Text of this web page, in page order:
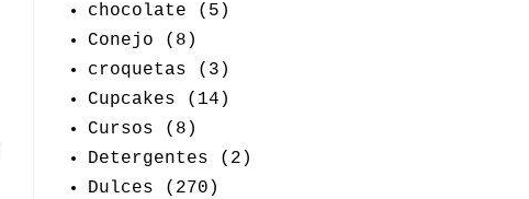
chocolate
(5)
Conejo
(8)
croquetas
(3)
Cupcakes
(14)
Cursos
(8)
Detergentes
(2)
Dulces
(270)